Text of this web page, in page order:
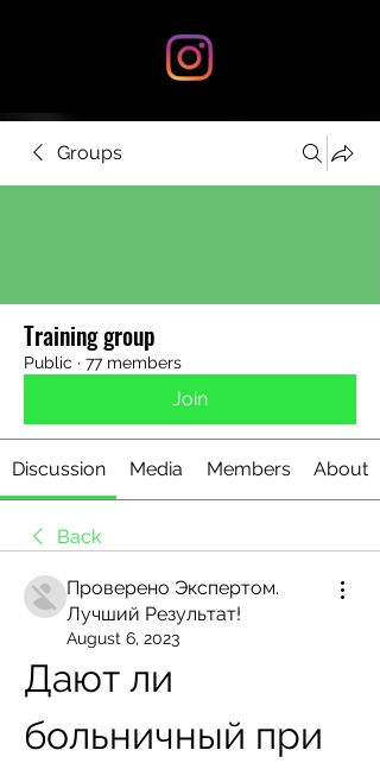
Groups
Training group
Public · 77 members
Join
Discussion Media Members About
Back
Проверено Экспертом.
Лучший Результат!
August 6, 2023
Дают ли
больничный при